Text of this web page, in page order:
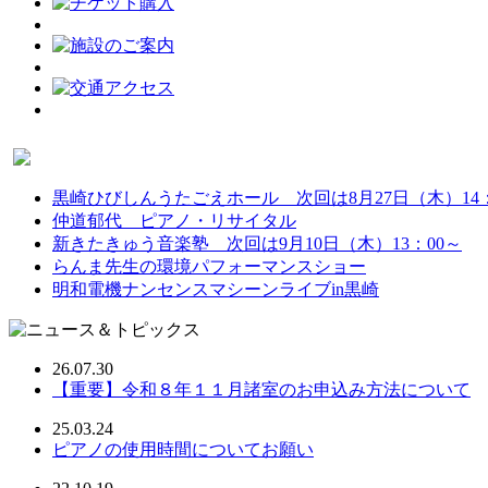
黒崎ひびしんうたごえホール 次回は8月27日（木）14
仲道郁代 ピアノ・リサイタル
新きたきゅう音楽塾 次回は9月10日（木）13：00～
らんま先生の環境パフォーマンスショー
明和電機ナンセンスマシーンライブin黒崎
26.07.30
【重要】令和８年１１月諸室のお申込み方法について
25.03.24
ピアノの使用時間についてお願い